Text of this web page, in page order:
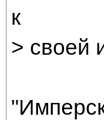
к
> своей